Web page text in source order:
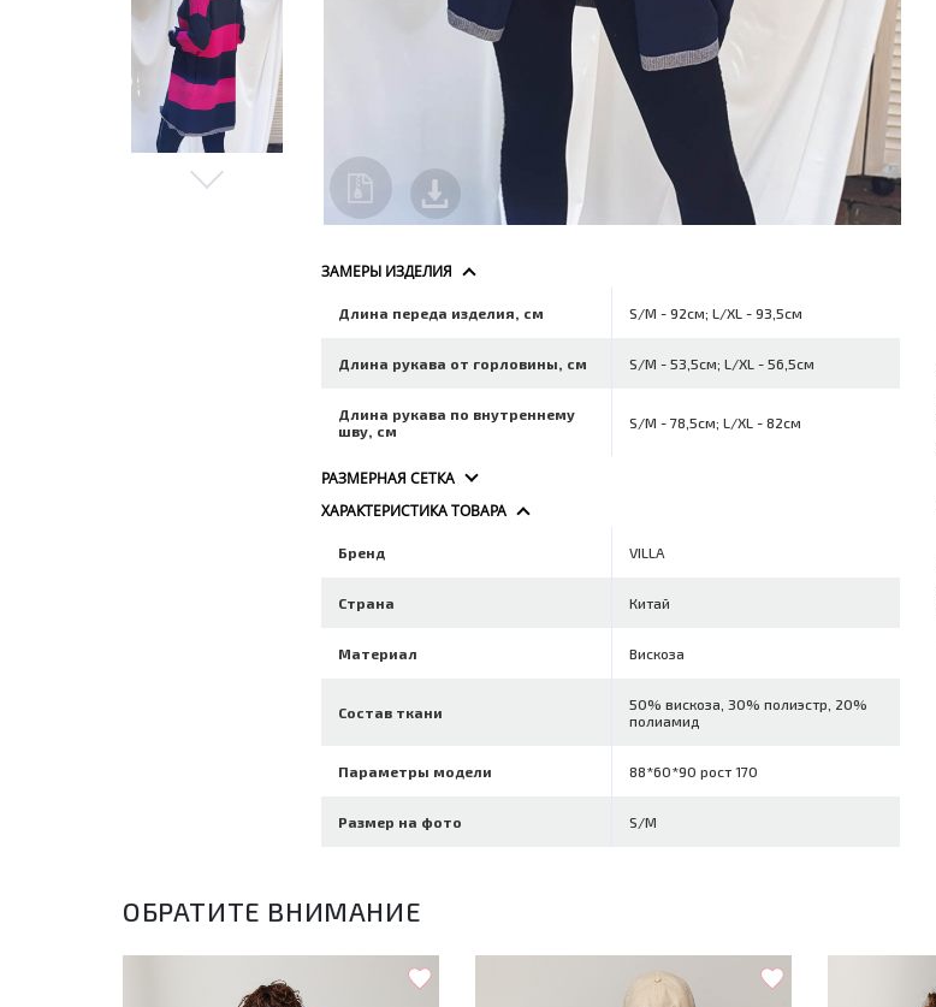
ЗАМЕРЫ ИЗДЕЛИЯ
Длина переда изделия, см S/M - 92см; L/XL - 93,5см
Длина рукава от горловины, см S/M - 53,5см; L/XL - 56,5см
Длина рукава по внутреннему
шву, см
S/M - 78,5см; L/XL - 82см
РАЗМЕРНАЯ СЕТКА
ХАРАКТЕРИСТИКА ТОВАРА
Бренд VILLA
Страна Китай
Материал Вискоза
Состав ткани
50% вискоза, 30% полиэстр, 20%
полиамид
Параметры модели 88*60*90 рост 170
Размер на фото S/M
ОБРАТИТЕ ВНИМАНИЕ